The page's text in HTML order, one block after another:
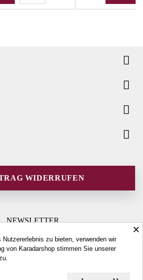




WIDERRUFEN
NEWSLETTER
×
Nutzererlebnis zu bieten, verwenden wir
von Karadarshop stimmen Sie unserer